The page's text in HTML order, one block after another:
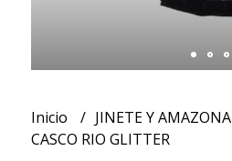
Inicio JINETE Y AMAZONA
CASCO RIO GLITTER